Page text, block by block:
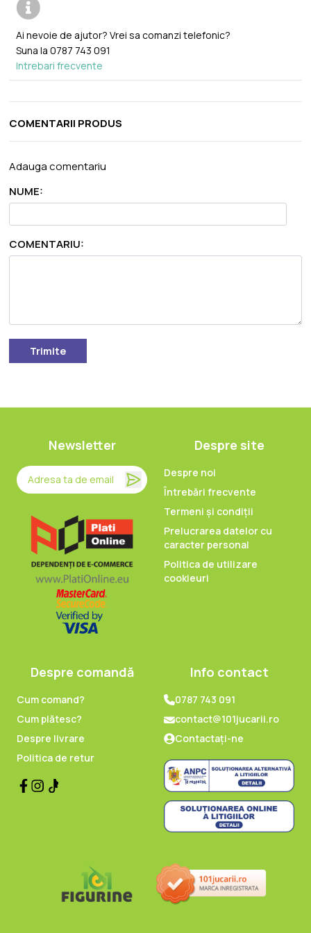
Ai nevoie de ajutor? Vrei sa comanzi telefonic?
Suna la0787 743 091
Intrebari frecvente
COMENTARII PRODUS
Adauga comentariu
NUME:
COMENTARIU:
Trimite
Newsletter Despre site
Despre noi
Întrebări frecvente
Termeni și condiții
Prelucrarea datelor cu
caracter personal
Politica de utilizare
cookieuri
Despre comandă
Cum comand?
Cum plătesc?
Despre livrare
Politica de retur
Info contact
0787 743 091
contact@101jucarii.ro
Contactați-ne